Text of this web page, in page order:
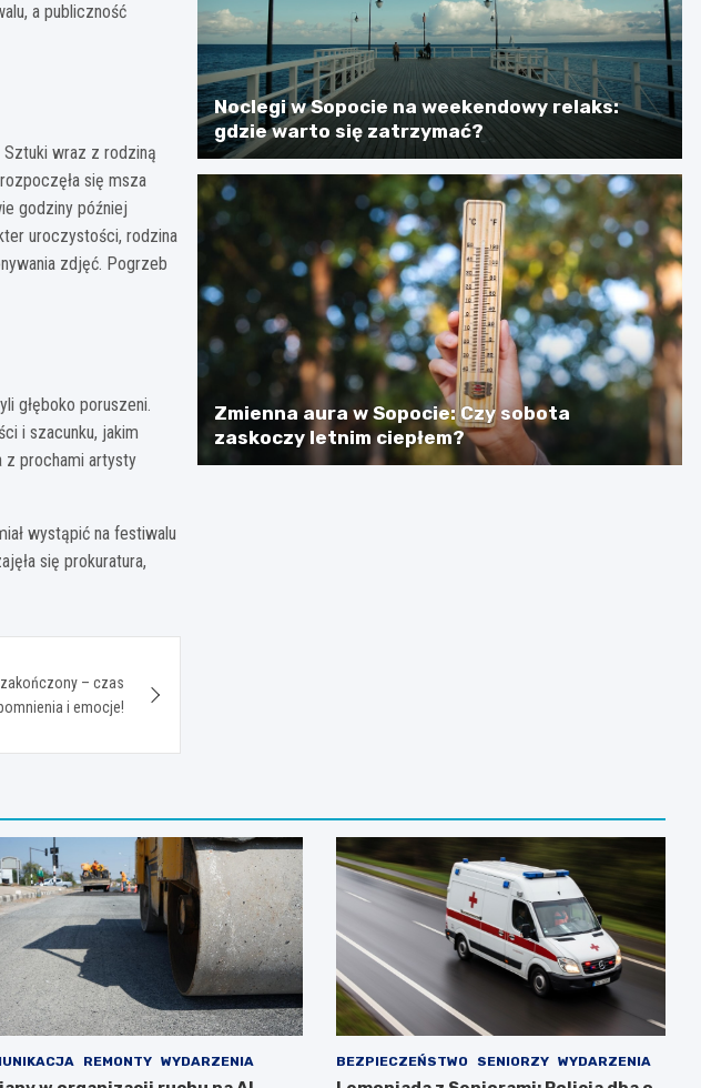
a publiczność
Sztuki wraz z rodziną
się msza
godziny później
uroczystości, rodzina
zdjęć. Pogrzeb
głęboko poruszeni.
i szacunku, jakim
z prochami artysty
wystąpić na festiwalu
się prokuratura,
– czas
i emocje!
Noclegi w Sopocie na weekendowy relaks:
gdzie warto się zatrzymać?
Zmienna aura w Sopocie: Czy sobota
zaskoczy letnim ciepłem?
REMONTY WYDARZENIA BEZPIECZEŃSTWO SENIORZY WYDARZENIA